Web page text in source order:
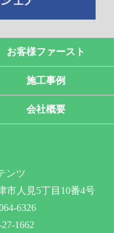
お客様ファースト
施工事例
会社概要
ンツ
市人見5丁目10番4号
6326
1662